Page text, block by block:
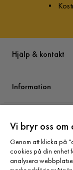
•
Hjälp & kontakt
Information
Sortiment
Vi bryr oss om
Genom att klicka på
cookies på din enhet
analysera